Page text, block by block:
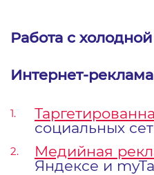
Работа с
Интернет-реклама
социальных
Медийная
Яндексе и